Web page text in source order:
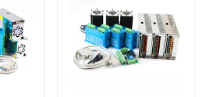
κινητήρας
γρανάζια